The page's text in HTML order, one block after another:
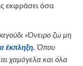
εκφράσει όσα
«Όνειρο ζω μη
έκπληξη. Όπου
χαμόγελα και όλα